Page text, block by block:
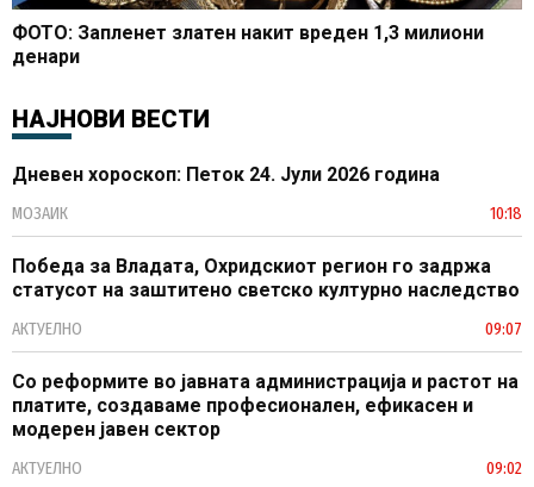
ФОТО: Запленет златен накит вреден 1,3 милиони
денари
НАЈНОВИ ВЕСТИ
Дневен хороскоп: Петок 24. Јули 2026 година
МОЗАИК 10:18
Победа за Владата, Охридскиот регион го задржа
статусот на заштитено светско културно наследство
АКТУЕЛНО 09:07
Со реформите во јавната администрација и растот на
платите, создаваме професионален, ефикасен и
модерен јавен сектор
АКТУЕЛНО 09:02